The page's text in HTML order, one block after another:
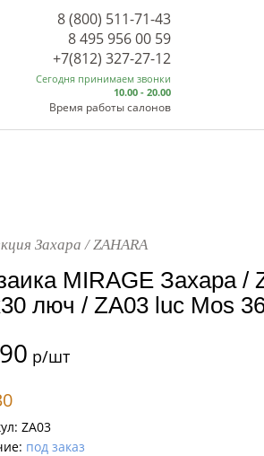
8 (800) 511-71-43
8 495 956 00 59
Сегодня принимаем звонки
10.00 - 20.00
Время работы салонов
+7(812) 327-27-12
Захара / ZAHARA
MIRAGE Захара /
люч / ZA03 luc Mos
р/шт
ZA03
под заказ